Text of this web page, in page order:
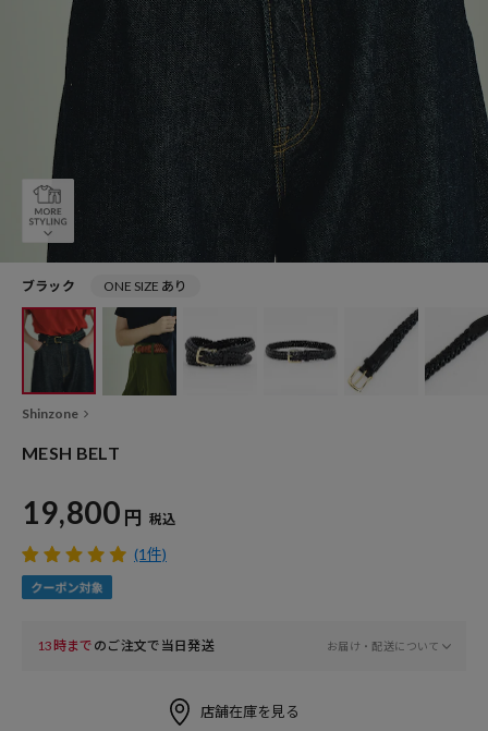
ブラック ONE SIZE あり
Shinzone
MESH BELT
19,800 円 税込
(1件)
13時まで のご注文で当日発送 お届け・配送について
店舗在庫を見る